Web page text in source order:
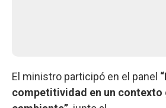
El ministro participó en el panel
competitividad en un contexto